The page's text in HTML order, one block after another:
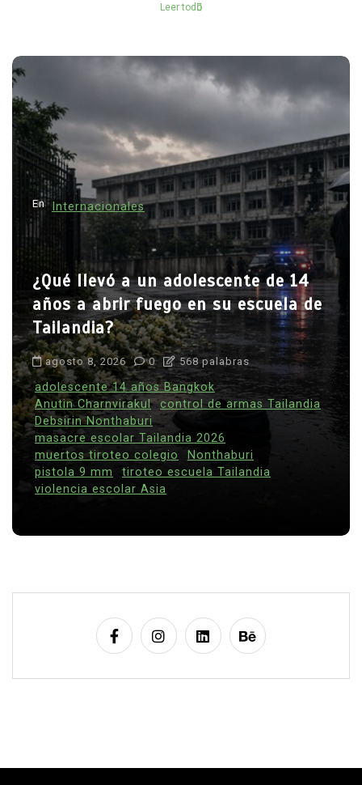
Leer todo
En Internacionales
¿Qué llevó a un adolescente de 14
años a abrir fuego en su escuela de
Tailandia?
agosto 8, 2026 0 568 palabras
adolescente 14 años Bangkok
Anutin Charnvirakul
control de armas Tailandia
Debsirin Nonthaburi
masacre escolar Tailandia 2026
muertos tiroteo colegio
Nonthaburi
pistola 9 mm
tiroteo escuela Tailandia
violencia escolar Asia